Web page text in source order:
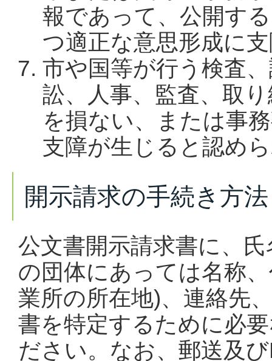
報であって、公開す
つ適正な意思形成に
市や国等が行う検査
訟、人事、監査、取
を損ない、または事
支障が生じると認め
開示請求の手続き方法
公文書開示請求書に、
の団体にあっては名称
業所の所在地)、連絡先
書を特定するために必
ださい。なお、郵送及